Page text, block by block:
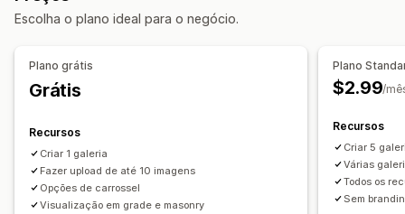
Escolha o plano ideal para o negócio.
Plano grátis
Grátis
Recursos
Criar 1 galeria
Fazer upload de até 10 imagens
Opções de carrossel
Visualização em grade e masonry
Plano
$2.99/
Recursos
Criar 5
Várias
Todos os
Sem